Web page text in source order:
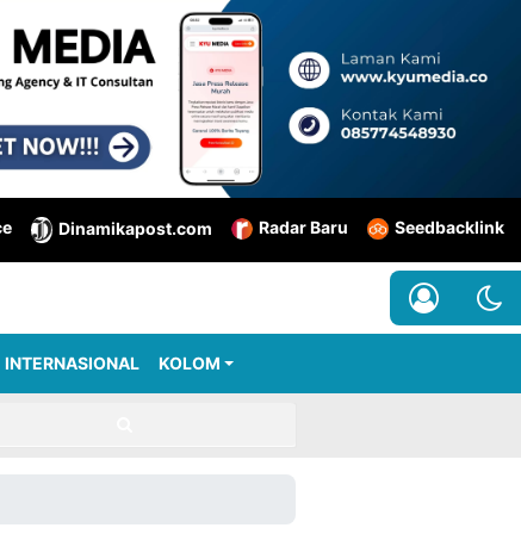
Dinamikapost.com Radar Baru Seedbacklink
INTERNASIONAL KOLOM